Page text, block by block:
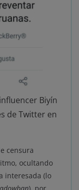
Biyín
de Twitter en
censura
ocultando
interesada (lo